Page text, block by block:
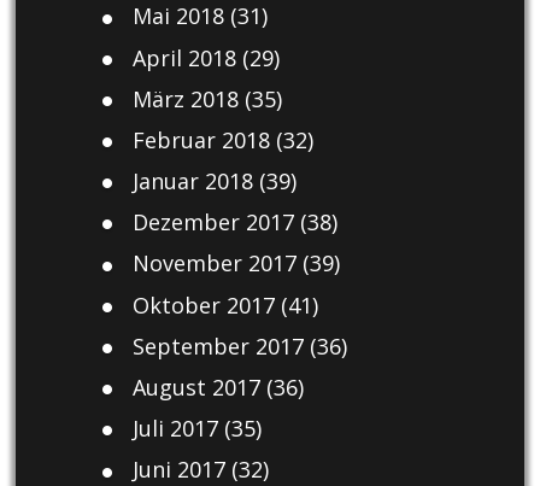
Mai 2018(31)
April 2018(29)
März 2018(35)
Februar 2018(32)
Januar 2018(39)
Dezember 2017(38)
November 2017(39)
Oktober 2017(41)
September 2017(36)
August 2017(36)
Juli 2017(35)
Juni 2017(32)